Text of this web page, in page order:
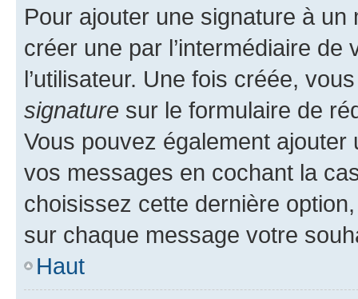
Pour ajouter une signature à un
créer une par l’intermédiaire
l’utilisateur. Une fois créée,
signature sur le formulaire de
Vous pouvez également
vos messages en cochant la
choisissez cette dernière
sur chaque message votre
Haut